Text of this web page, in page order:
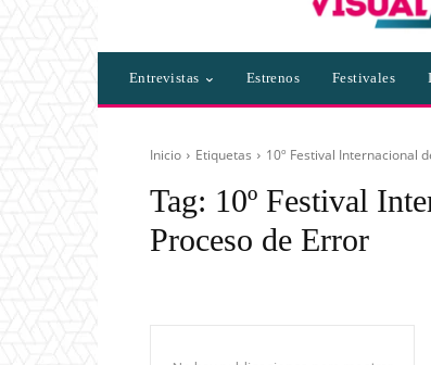
Entrevistas Estrenos Festivales
Inicio Etiquetas 10º Festival Internacional
Tag: 10º Festival
Proceso de Error